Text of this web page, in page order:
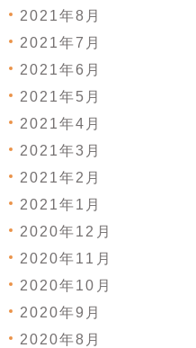
2021年8月
2021年7月
2021年6月
2021年5月
2021年4月
2021年3月
2021年2月
2021年1月
2020年12月
2020年11月
2020年10月
2020年9月
2020年8月